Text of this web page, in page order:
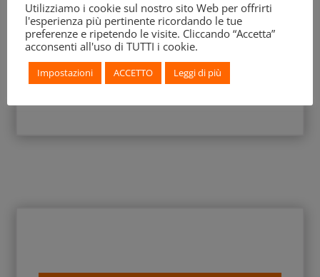
Utilizziamo i cookie sul nostro sito Web per offrirti
l'esperienza più pertinente ricordando le tue
preferenze e ripetendo le visite. Cliccando “Accetta”
acconsenti all'uso di TUTTI i cookie.
Impostazioni ACCETTO Leggi di più